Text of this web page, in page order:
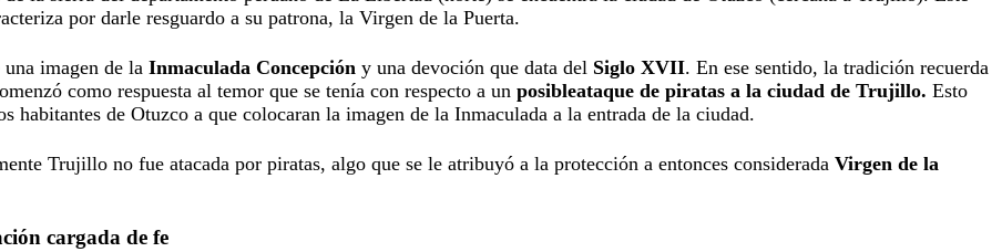
por darle resguardo a su patrona, la Virgen de la Puerta.
una imagen de la Inmaculada Concepción y una devoción que data del Siglo XVII. En ese sentido, la tradición recuerda
como respuesta al temor que se tenía con respecto a un posibleataque de piratas a la ciudad de Trujillo. Esto
habitantes de Otuzco a que colocaran la imagen de la Inmaculada a la entrada de la ciudad.
Trujillo no fue atacada por piratas, algo que se le atribuyó a la protección a entonces considerada Virgen de la
cargada de fe